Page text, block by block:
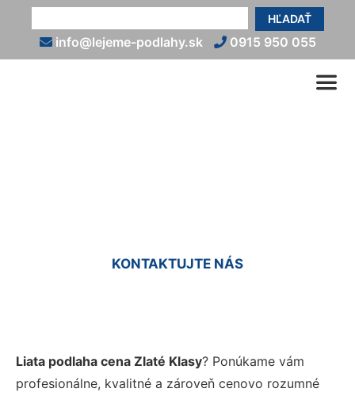
HĽADAŤ
info@lejeme-podlahy.sk 0915 950 055
KONTAKTUJTE NÁS
Liata podlaha cena Zlaté Klasy? Ponúkame vám
profesionálne, kvalitné a zároveň cenovo rozumné